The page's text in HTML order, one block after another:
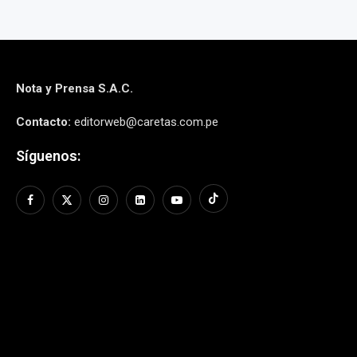
Nota y Prensa S.A.C.
Contacto: editorweb@caretas.com.pe
Síguenos: